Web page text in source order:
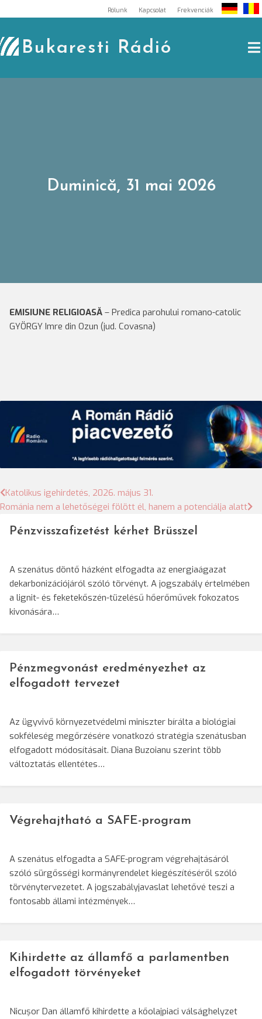
to
content
Rólunk Kapcsolat Frekvenciák
Bukaresti Rádió
Duminică, 31 mai 2026
EMISIUNE RELIGIOASĂ – Predica parohului romano-catolic
GYÖRGY Imre din Ozun (jud. Covasna)
Bejegyzés
Katolikus igehirdetés, 2026. május 31.
Románia nem a lehetőségei fölött él, hanem a potenciálja alatt
Pénzvisszafizetést kérhet Brüsszel
A szenátus döntő házként elfogadta az energiaágazat
dekarbonizációjáról szóló törvényt. A jogszabály értelmében
a lignit- és feketekőszén-tüzelésű hőerőművek fokozatos
kivonására…
Pénzmegvonást eredményezhet az
elfogadott tervezet
Az ügyvivő környezetvédelmi miniszter bírálta a biológiai
sokféleség megőrzésére vonatkozó stratégia szenátusban
elfogadott módosításait. Diana Buzoianu szerint több
változtatás ellentétes…
Végrehajtható a SAFE-program
A szenátus elfogadta a SAFE-program végrehajtásáról
szóló sürgősségi kormányrendelet kiegészítéséről szóló
törvénytervezetet. A jogszabályjavaslat lehetővé teszi a
fontosabb állami intézmények…
Kihirdette az államfő a parlamentben
elfogadott törvényeket
Nicușor Dan államfő kihirdette a kőolajpiaci válsághelyzet